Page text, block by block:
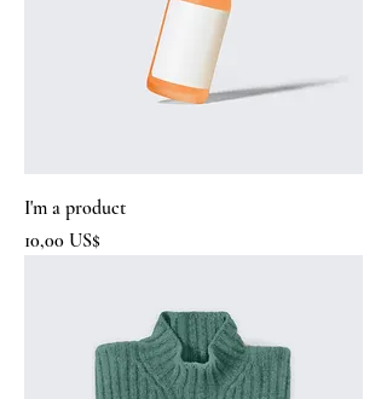
I'm a product
Precio
10,00 US$